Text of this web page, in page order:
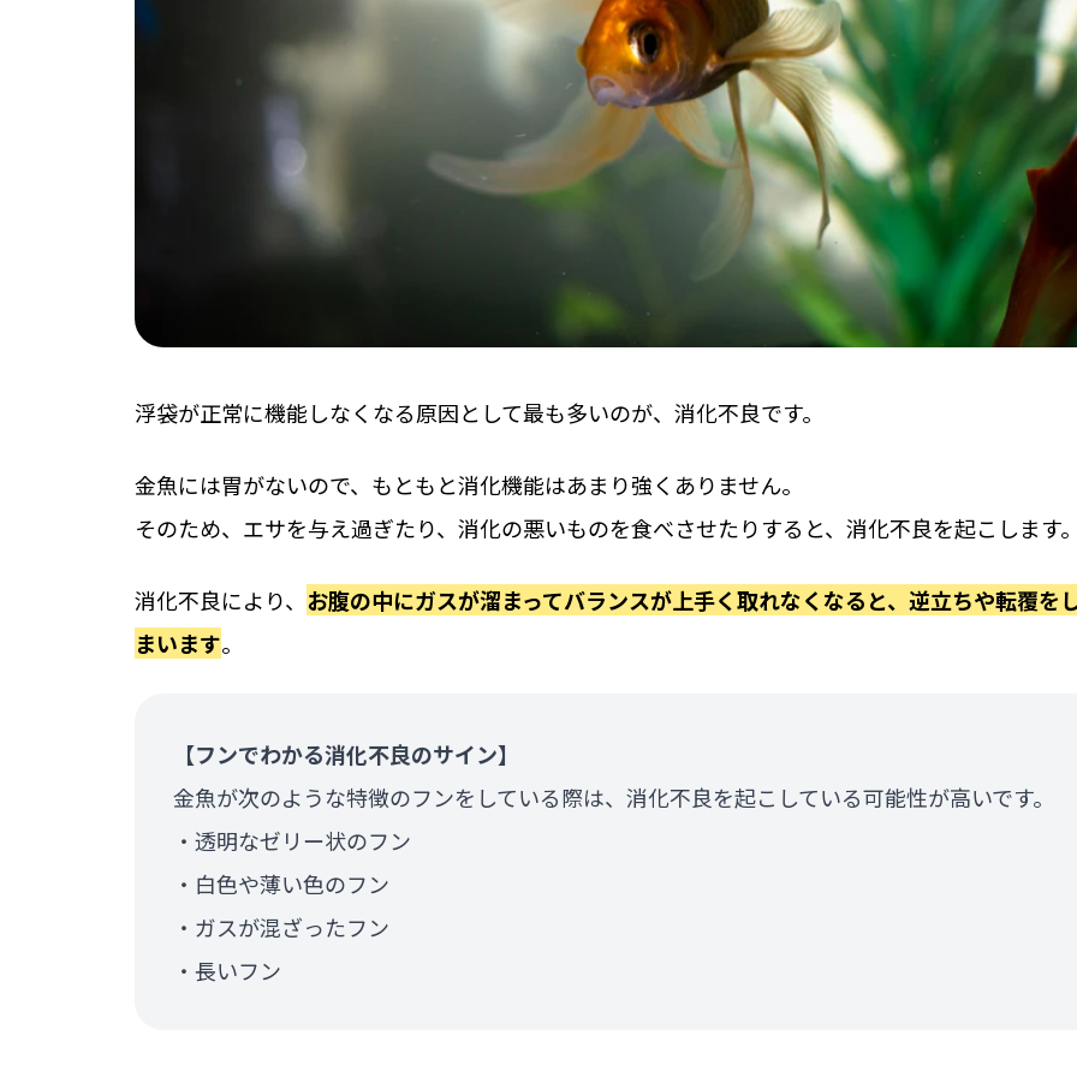
浮袋が正常に機能しなくなる原因として最も多いのが、消化不良です。
金魚には胃がないので、もともと消化機能はあまり強くありません。
そのため、エサを与え過ぎたり、消化の悪いものを食べさせたりすると、消化不良を起こします
消化不良により、 お腹の中にガスが溜まってバランスが上手く取れなくなると、逆立ちや転覆を
まいます。
【フンでわかる消化不良のサイン】
金魚が次のような特徴のフンをしている際は、消化不良を起こしている可能性が高いです。
・透明なゼリー状のフン
・白色や薄い色のフン
・ガスが混ざったフン
・長いフン